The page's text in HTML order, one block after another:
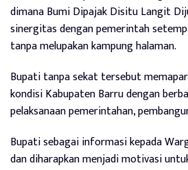
dimana Bumi Dipajak Disitu Langit
sinergitas dengan pemerintah
tanpa melupakan kampung halaman.
Bupati tanpa sekat tersebut
kondisi Kabupaten Barru dengan
pelaksanaan pemerintahan,
Bupati sebagai informasi kepada
dan diharapkan menjadi motivasi